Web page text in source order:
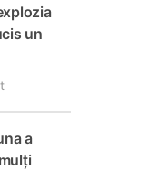
un
a